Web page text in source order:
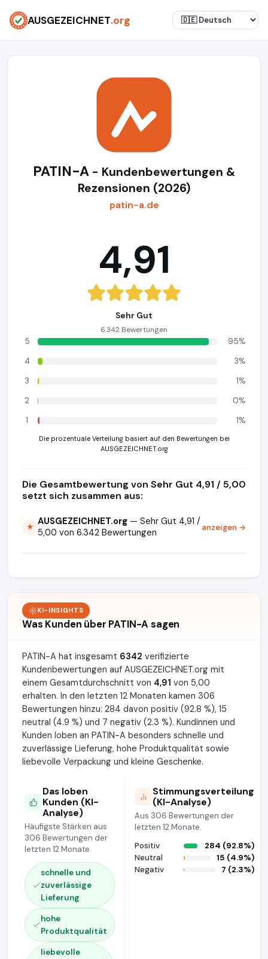
AUSGEZEICHNET.org
PATIN-A - Kundenbewertungen &
Rezensionen (2026)
patin-a.de
4,91
Sehr Gut
6.342 Bewertungen
5
95%
4
3%
3
1%
2
0%
1
1%
Die prozentuale Verteilung basiert auf den Bewertungen bei
AUSGEZEICHNET.org
Die Gesamtbewertung von Sehr Gut 4,91 / 5,00
setzt sich zusammen aus:
★ AUSGEZEICHNET.org — Sehr Gut 4,91 /
5,00 von 6.342 Bewertungen
anzeigen →
KI-INSIGHTS
Was Kunden über PATIN-A sagen
PATIN-A hat insgesamt 6342 verifizierte
Kundenbewertungen auf AUSGEZEICHNET.org mit
einem Gesamtdurchschnitt von 4,91 von 5,00
erhalten. In den letzten 12 Monaten kamen 306
Bewertungen hinzu: 284 davon positiv (92.8 %), 15
neutral (4.9 %) und 7 negativ (2.3 %). Kundinnen und
Kunden loben an PATIN-A besonders schnelle und
zuverlässige Lieferung, hohe Produktqualität sowie
liebevolle Verpackung und kleine Geschenke.
Das loben
Kunden (KI-
Analyse)
Häufigste Stärken aus
306 Bewertungen der
letzten 12 Monate.
schnelle und
zuverlässige
Lieferung
hohe
Produktqualität
liebevolle
Stimmungsverteilung
(KI-Analyse)
Aus 306 Bewertungen der
letzten 12 Monate.
Positiv
284 (92.8%)
Neutral
15 (4.9%)
Negativ
7 (2.3%)